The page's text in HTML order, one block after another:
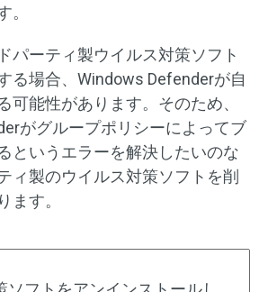
。
パーティ製ウイルス対策ソフト
る場合、Windows Defenderが自
可能性があります。そのため、
がグループポリシーによってブ
というエラーを解決したいのな
ィ製のウイルス対策ソフトを削
ます。